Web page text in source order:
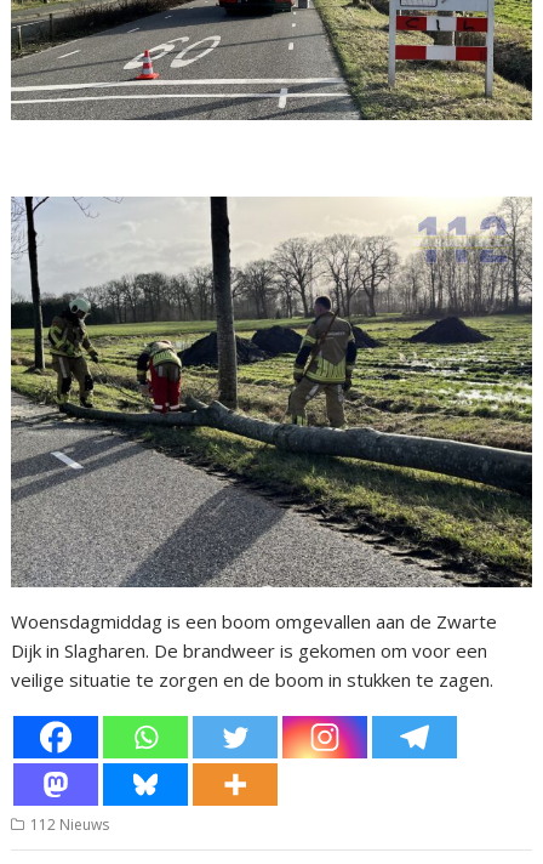
Woensdagmiddag is een boom omgevallen aan de Zwarte
Dijk in Slagharen. De brandweer is gekomen om voor een
veilige situatie te zorgen en de boom in stukken te zagen.
112 Nieuws